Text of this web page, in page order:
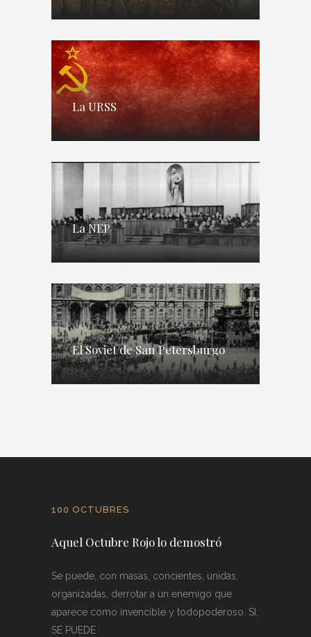
La URSS
La NEP
El Soviet de San Petersburgo
100 OCTUBRES
Aquel Octubre Rojo lo demostró
Se puede, con masas, concientes, unidas,
organizadas, derrotar a un enemigo que
aparece como invencible y todopoderoso. SI,
SE PUEDE